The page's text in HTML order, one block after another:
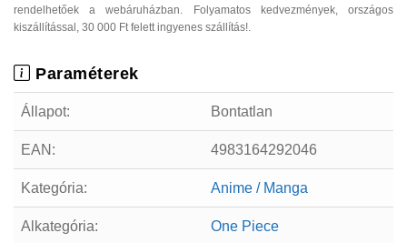
rendelhetőek a webáruházban. Folyamatos kedvezmények, országos
kiszállítással, 30 000 Ft felett ingyenes szállítás!.
Paraméterek
Állapot: Bontatlan
EAN: 4983164292046
Kategória: Anime / Manga
Alkategória: One Piece